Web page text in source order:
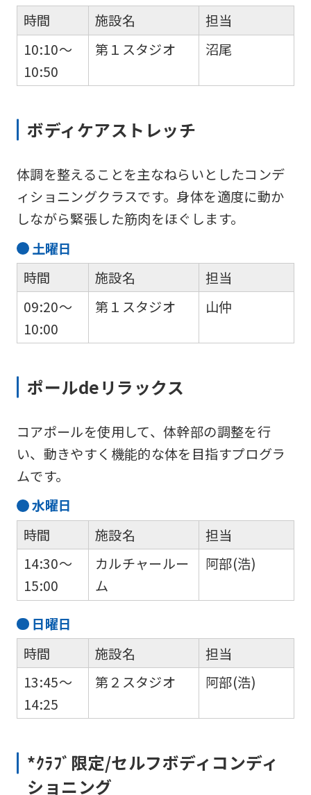
時間
10:10～
10:50
施設名
第１スタジオ
担当
沼尾
ボディケアストレッチ
体調を整えることを主なねらいとしたコンデ
ィショニングクラスです。身体を適度に動か
しながら緊張した筋肉をほぐします。
土曜日
時間
09:20～
10:00
施設名
第１スタジオ
担当
山仲
ポールdeリラックス
コアポールを使用して、体幹部の調整を行
い、動きやすく機能的な体を目指すプログラ
ムです。
水曜日
時間
14:30～
15:00
施設名
カルチャールー
ム
担当
阿部(浩)
日曜日
時間
13:45～
14:25
施設名
第２スタジオ
担当
阿部(浩)
*ｸﾗﾌﾞ限定/セルフボディコンディ
ショニング
foreigners
Central
Sports
official
is
automatically
translated
Click
the
link
below
(start
return
the
page.
However,
if
an
automatic